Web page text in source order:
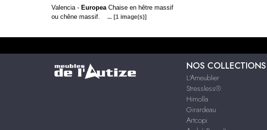
Valencia - EuropeaChaise en hêtre massif
ou chêne massif.
... [1 image(s)]
NOS COLLECTIONS
L'Ameublier
Stressless®
Himolla
Girardeau
Artcopi